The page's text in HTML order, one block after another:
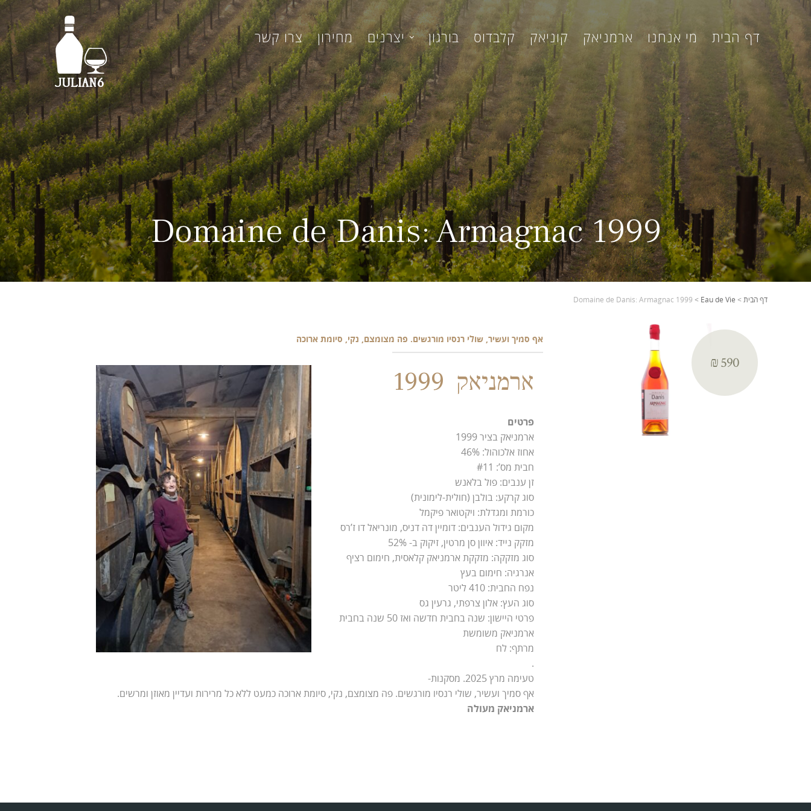
דף הבית מי אנחנו ארמניאק קוניאק קלבדוס בורגון יצרנים מחירון צרו קשר
Domaine de Danis: Armagnac 1999
דף הבית >
Eau de Vie
>
Domaine de Danis: Armagnac 1999
₪ 590
אף סמיך ועשיר, שולי רנסיו מורגשים. פה מצומצם, נקי, סיומת ארוכה
ארמניאק 1999
פרטים
ארמניאק בציר 1999
אחוז אלכוהול: 46%
חבית מס’: #11
זן ענבים: פול בלאנש
סוג קרקע: בולבן (חולית-לימונית)
כורמת ומגדלת: ויקטואר פיקמל
מקום גידול הענבים: דומיין דה דניס, מונריאל דו ז’רס
מזקק נייד: איוון סן מרטין, זיקוק ב- 52%
סוג מזקקה: מזקקת ארמניאק קלאסית, חימום רציף
אנרגיה: חימום בעץ
נפח החבית: 410 ליטר
סוג העץ: אלון צרפתי, גרעין גס
פרטי היישון: שנה בחבית חדשה ואז 50 שנה בחבית
ארמניאק משומשת
מרתף: לח
.
טעימה מרץ 2025. מסקנות-
אף סמיך ועשיר, שולי רנסיו מורגשים. פה מצומצם, נקי, סיומת ארוכה כמעט ללא כל מרירות ועדיין מאוזן ומרשים.
ארמניאק מעולה